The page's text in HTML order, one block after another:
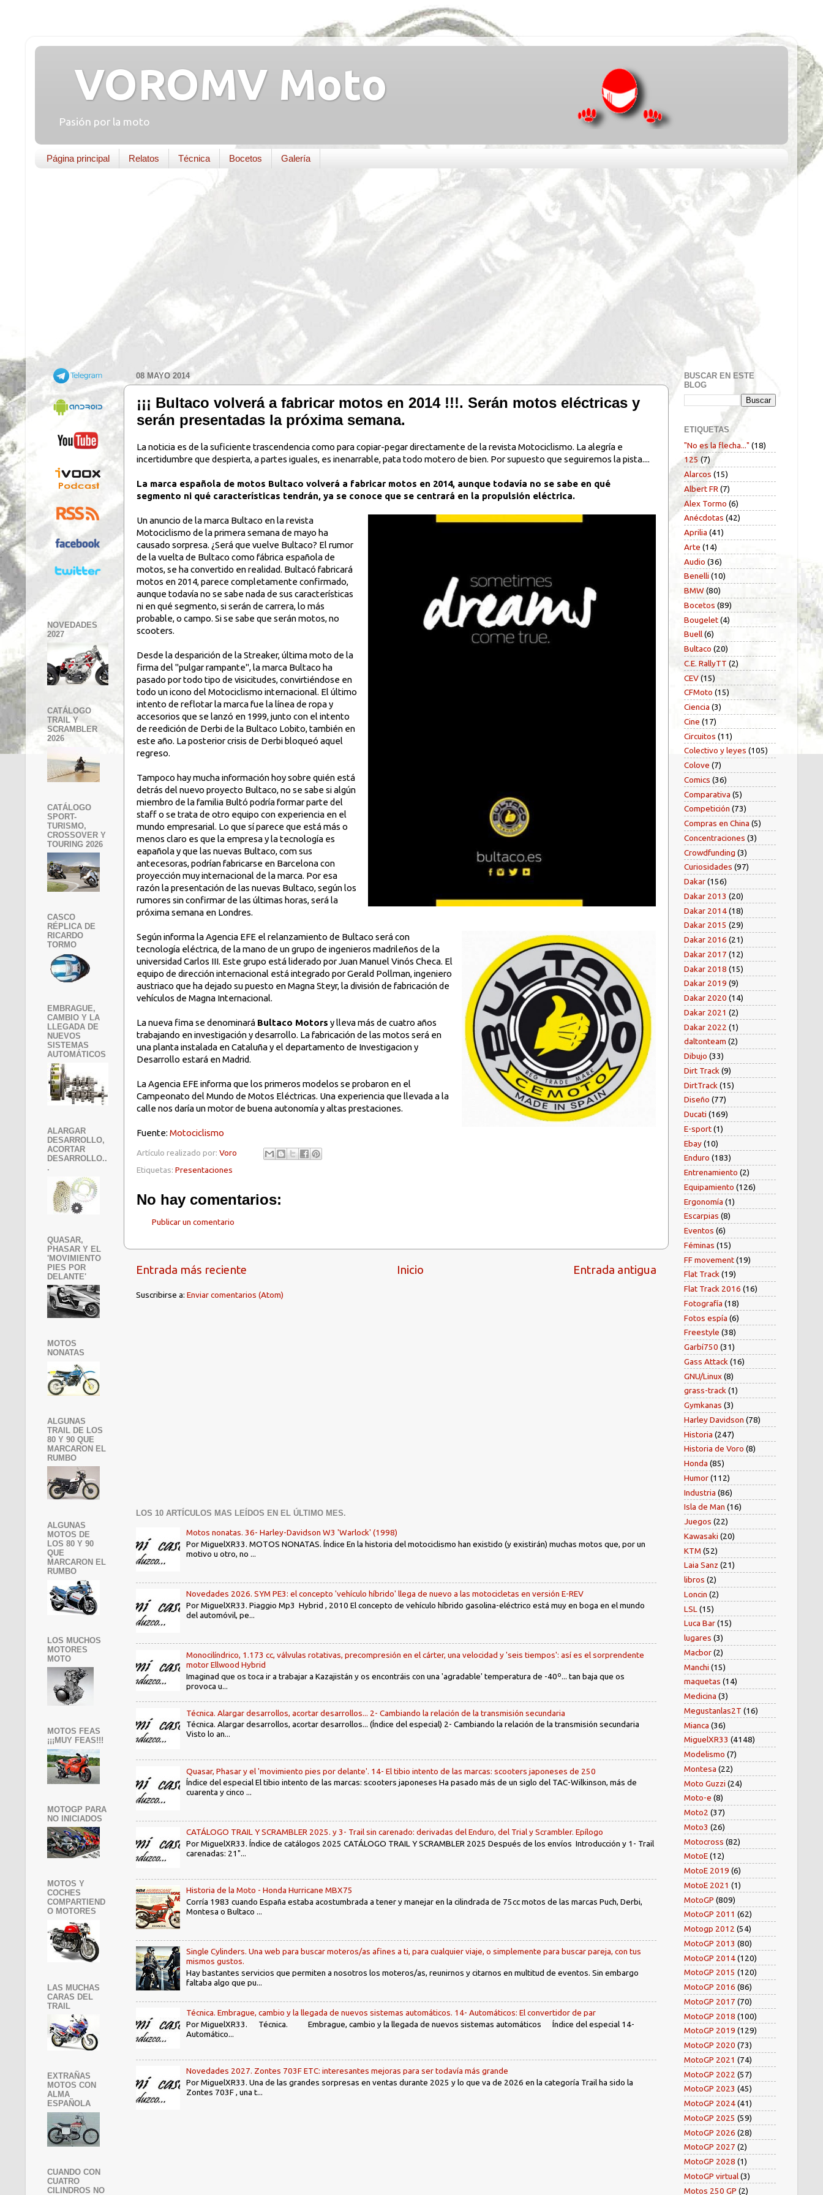
VOROMV Moto
Pasión por la moto
Página principal Relatos Técnica Bocetos Galería
08 MAYO 2014
¡¡¡ Bultaco volverá a fabricar motos en 2014 !!!. Serán motos eléctricas y
serán presentadas la próxima semana.
La noticia es de la suficiente trascendencia como para copiar-pegar directamente de la revista Motociclismo. La alegría e
incertidumbre que despierta, a partes iguales, es inenarrable, pata todo motero de bien. Por supuesto que seguiremos la pista....
La marca española de motos Bultaco volverá a fabricar motos en 2014, aunque todavía no se sabe en qué
segmento ni qué características tendrán, ya se conoce que se centrará en la propulsión eléctrica.
Un anuncio de la marca Bultaco en la revista
Motociclismo de la primera semana de mayo ha
causado sorpresa. ¿Será que vuelve Bultaco? El rumor
de la vuelta de Bultaco como fábrica española de
motos, se ha convertido en realidad. Bultacó fabricará
motos en 2014, parece completamente confirmado,
aunque todavía no se sabe nada de sus características
ni en qué segmento, si serán de carrera, lo más
probable, o campo. Si se sabe que serán motos, no
scooters.
Desde la desparición de la Streaker, última moto de la
firma del "pulgar rampante", la marca Bultaco ha
pasado por todo tipo de visicitudes, convirtiéndose en
todo un icono del Motociclismo internacional. El último
intento de reflotar la marca fue la línea de ropa y
accesorios que se lanzó en 1999, junto con el intento
de reedición de Derbi de la Bultaco Lobito, también en
este año. La posterior crisis de Derbi bloqueó aquel
regreso.
Tampoco hay mucha información hoy sobre quién está
detrás del nuevo proyecto Bultaco, no se sabe si algún
miembro de la familia Bultó podría formar parte del
staff o se trata de otro equipo con experiencia en el
mundo empresarial. Lo que sí parece que está más o
menos claro es que la empresa y la tecnología es
eapañola y que las nuevas Bultaco, com sus
antecesoras, podrían fabricarse en Barcelona con
proyección muy internacional de la marca. Por esa
razón la presentación de las nuevas Bultaco, según los
rumores sin confirmar de las últimas horas, será la
próxima semana en Londres.
Según informa la Agencia EFE el relanzamiento de Bultaco será con
tecnología eléctrica, de la mano de un grupo de ingenieros madrileños de la
universidad Carlos III. Este grupo está liderado por Juan Manuel Vinós Checa. El
equipo de dirección internacional está integrado por Gerald Pollman, ingeniero
austriaco que ha dejado su puesto en Magna Steyr, la división de fabricación de
vehículos de Magna Internacional.
La nueva fima se denominará Bultaco Motors y lleva más de cuatro años
trabajando en investigación y desarrollo. La fabricación de las motos será en
una planta instalada en Cataluña y el departamento de Investigacion y
Desarrollo estará en Madrid.
La Agencia EFE informa que los primeros modelos se probaron en el
Campeonato del Mundo de Motos Eléctricas. Una experiencia que llevada a la
calle nos daría un motor de buena autonomía y altas prestaciones.
Fuente: Motociclismo
Artículo realizado por: Voro
Etiquetas: Presentaciones
No hay comentarios:
Publicar un comentario
Entrada más reciente Entrada antigua
Inicio
Suscribirse a: Enviar comentarios (Atom)
LOS 10 ARTÍCULOS MAS LEÍDOS EN EL ÚLTIMO MES.
Motos nonatas. 36- Harley-Davidson W3 'Warlock' (1998)
Por MiguelXR33. MOTOS NONATAS. Índice En la historia del motociclismo han existido (y existirán) muchas motos que, por un
motivo u otro, no ...
Novedades 2026. SYM PE3: el concepto 'vehículo híbrido' llega de nuevo a las motocicletas en versión E-REV
Por MiguelXR33. Piaggio Mp3 Hybrid , 2010 El concepto de vehículo híbrido gasolina-eléctrico está muy en boga en el mundo
del automóvil, pe...
Monocilíndrico, 1.173 cc, válvulas rotativas, precompresión en el cárter, una velocidad y 'seis tiempos': así es el sorprendente
motor Ellwood Hybrid
Imaginad que os toca ir a trabajar a Kazajistán y os encontráis con una 'agradable' temperatura de -40º... tan baja que os
provoca u...
Técnica. Alargar desarrollos, acortar desarrollos... 2- Cambiando la relación de la transmisión secundaria
Técnica. Alargar desarrollos, acortar desarrollos... (Índice del especial) 2- Cambiando la relación de la transmisión secundaria
Visto lo an...
Quasar, Phasar y el 'movimiento pies por delante'. 14- El tibio intento de las marcas: scooters japoneses de 250
Índice del especial El tibio intento de las marcas: scooters japoneses Ha pasado más de un siglo del TAC-Wilkinson, más de
cuarenta y cinco ...
CATÁLOGO TRAIL Y SCRAMBLER 2025. y 3- Trail sin carenado: derivadas del Enduro, del Trial y Scrambler. Epílogo
Por MiguelXR33. Índice de catálogos 2025 CATÁLOGO TRAIL Y SCRAMBLER 2025 Después de los envíos Introducción y 1- Trail
carenadas: 21"...
Historia de la Moto - Honda Hurricane MBX75
Corría 1983 cuando España estaba acostumbrada a tener y manejar en la cilindrada de 75cc motos de las marcas Puch, Derbi,
Montesa o Bultaco ...
Single Cylinders. Una web para buscar moteros/as afines a ti, para cualquier viaje, o simplemente para buscar pareja, con tus
mismos gustos.
Hay bastantes servicios que permiten a nosotros los moteros/as, reunirnos y citarnos en multitud de eventos. Sin embargo
faltaba algo que pu...
Técnica. Embrague, cambio y la llegada de nuevos sistemas automáticos. 14- Automáticos: El convertidor de par
Por MiguelXR33. Técnica. Embrague, cambio y la llegada de nuevos sistemas automáticos Índice del especial 14-
Automático...
Novedades 2027. Zontes 703F ETC: interesantes mejoras para ser todavía más grande
Por MiguelXR33. Una de las grandes sorpresas en ventas durante 2025 y lo que va de 2026 en la categoría Trail ha sido la
Zontes 703F , una t...
NOVEDADES
2027
CATÁLOGO
TRAIL Y
SCRAMBLER
2026
CATÁLOGO
SPORT-
TURISMO,
CROSSOVER Y
TOURING 2026
CASCO
RÉPLICA DE
RICARDO
TORMO
EMBRAGUE,
CAMBIO Y LA
LLEGADA DE
NUEVOS
SISTEMAS
AUTOMÁTICOS
ALARGAR
DESARROLLO,
ACORTAR
DESARROLLO..
.
QUASAR,
PHASAR Y EL
'MOVIMIENTO
PIES POR
DELANTE'
MOTOS
NONATAS
ALGUNAS
TRAIL DE LOS
80 Y 90 QUE
MARCARON EL
RUMBO
ALGUNAS
MOTOS DE
LOS 80 Y 90
QUE
MARCARON EL
RUMBO
LOS MUCHOS
MOTORES
MOTO
MOTOS FEAS
¡¡¡MUY FEAS!!!
MOTOGP PARA
NO INICIADOS
MOTOS Y
COCHES
COMPARTIEND
O MOTORES
LAS MUCHAS
CARAS DEL
TRAIL
EXTRAÑAS
MOTOS CON
ALMA
ESPAÑOLA
CUANDO CON
CUATRO
CILINDROS NO
BUSCAR EN ESTE
BLOG
ETIQUETAS
"No es la flecha..." (18)
125 (7)
Alarcos (15)
Albert FR (7)
Alex Tormo (6)
Anécdotas (42)
Aprilia (41)
Arte (14)
Audio (36)
Benelli (10)
BMW (80)
Bocetos (89)
Bougelet(4)
Buell(6)
Bultaco (20)
C.E. RallyTT (2)
CEV(15)
CFMoto (15)
Ciencia (3)
Cine (17)
Circuitos (11)
Colectivo y leyes (105)
Colove (7)
Comics (36)
Comparativa (5)
Competición (73)
Compras en China (5)
Concentraciones (3)
Crowdfunding (3)
Curiosidades (97)
Dakar(156)
Dakar 2013 (20)
Dakar 2014(18)
Dakar 2015 (29)
Dakar 2016 (21)
Dakar 2017 (12)
Dakar 2018 (15)
Dakar 2019 (9)
Dakar 2020 (14)
Dakar 2021 (2)
Dakar 2022 (1)
daltonteam (2)
Dibujo (33)
Dirt Track (9)
DirtTrack (15)
Diseño (77)
Ducati (169)
E-sport(1)
Ebay(10)
Enduro (183)
Entrenamiento (2)
Equipamiento (126)
Ergonomía (1)
Escarpias (8)
Eventos (6)
Féminas (15)
FF movement(19)
Flat Track(19)
Flat Track 2016 (16)
Fotografía (18)
Fotos espía (6)
Freestyle (38)
Garbí750 (31)
Gass Attack (16)
GNU/Linux(8)
grass-track(1)
Gymkanas (3)
Harley Davidson (78)
Historia (247)
Historia de Voro (8)
Honda (85)
Humor(112)
Industria (86)
Isla de Man (16)
Juegos (22)
Kawasaki (20)
KTM (52)
Laia Sanz (21)
libros (2)
Loncin (2)
LSL (15)
Luca Bar(15)
lugares (3)
Macbor(2)
Manchi (15)
maquetas (14)
Medicina (3)
Megustanlas2T (16)
Mianca (36)
MiguelXR33 (4148)
Modelismo (7)
Montesa (22)
Moto Guzzi (24)
Moto-e (8)
Moto2 (37)
Moto3 (26)
Motocross (82)
MotoE(12)
MotoE 2019 (6)
MotoE 2021 (1)
MotoGP (809)
MotoGP 2011 (62)
Motogp 2012 (54)
MotoGP 2013 (80)
MotoGP 2014(120)
MotoGP 2015 (120)
MotoGP 2016 (86)
MotoGP 2017 (70)
MotoGP 2018 (100)
MotoGP 2019 (129)
MotoGP 2020 (73)
MotoGP 2021 (74)
MotoGP 2022 (57)
MotoGP 2023 (45)
MotoGP 2024(41)
MotoGP 2025 (59)
MotoGP 2026 (28)
MotoGP 2027 (2)
MotoGP 2028 (1)
MotoGP virtual(3)
Motos 250 GP (2)